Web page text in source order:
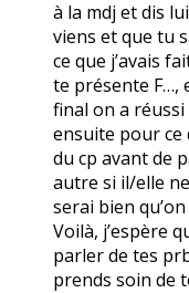
à la mdj et dis
viens et que tu
ce que j’avais
te présente F…,
final on a
ensuite pour ce
du cp avant de
autre si il/elle
serai bien
Voilà, j’espère
parler de tes
prends soin de